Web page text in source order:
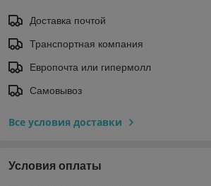
Доставка почтой
Транспортная компания
Европочта или гипермолл
Самовывоз
Все условия доставки
Условия оплаты